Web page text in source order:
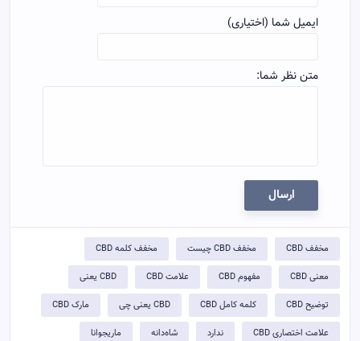
ایمیل شما (اختیاری)
متن نظر شما:
ارسال
مخفف CBD مخفف CBD چیست مخفف کلمه CBD
معنی CBD مفهوم CBD علامت CBD CBD یعنی
توضيح CBD کلمه کامل CBD CBD یعنی چی مارک CBD
علامت اختصاری CBD ندارد شاه‌دانه ماریجوانا